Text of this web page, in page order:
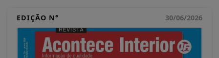
EDIÇÃO N° 30/06/2026